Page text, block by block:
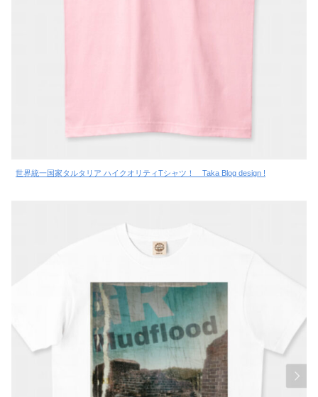
世界統一国家タルタリア ハイクオリティTシャツ！ Taka Blog design !